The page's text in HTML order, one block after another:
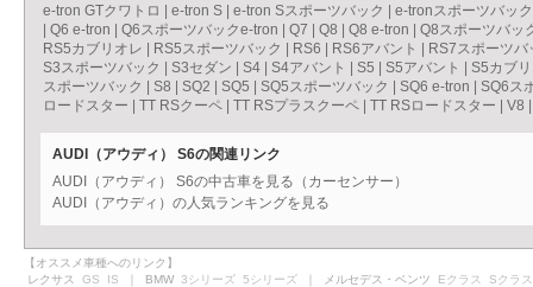
e-tron GTクワトロ
e-tron S e-tron Sスポーツバック
e-tronスポーツバック
Q6 e-tron Q6スポーツバックe-tron Q7 Q8 Q8 e-tron
Q8スポーツバッ
RS5カブリオレ
RS5スポーツバック RS6 RS6アバント
RS7スポーツバ
S3スポーツバック
S3セダン S4 S4アバント S5 S5アバント
S5カブ
スポーツバック
S8 SQ2 SQ5 SQ5スポーツバック SQ6 e-tron
SQ6ス
ロードスター
TT RSクーペ TT RSプラスクーペ TT RSロードスター V8
AUDI（アウディ） S6の関連リンク
AUDI（アウディ） S6の中古車を見る（カーセンサー）
AUDI（アウディ）の人気ランキングを見る
【オススメ車種へのリンク】
レクサス GS IS ｜ BMW 3シリーズ 5シリーズ ｜ メルセデス・ベンツ Eクラス Sクラス